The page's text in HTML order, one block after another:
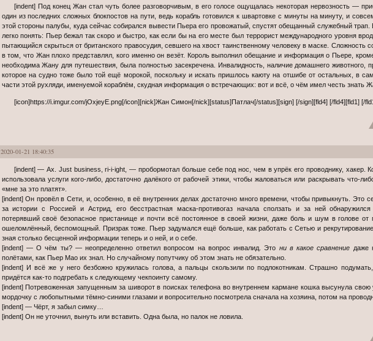
[indent] Под конец Жан стал чуть более разговорчивым, в его голосе ощущалась некоторая нервозность — приближался
один из последних сложных блокпостов на пути, ведь корабль готовился к швартовке с минуты на минуту, и
этой стороны палубы, куда сейчас собирался вывести Пьера его провожатый, спустят обещанный служебный трап.
легко понять: Пьер бежал так скоро и быстро, как если бы на его месте был террорист международного уровня
пытающийся скрыться от британского правосудия, севшего на хвост таинственному человеку в маске. Сложность
в том, что Жан плохо представлял, кого именно он везёт. Король выполнил обещание и информация о Пьере,
необходима Жану для путешествия, была полностью засекречена. Инвалидность, наличие домашнего животного,
которое на судно тоже было той ещё морокой, поскольку и искать пришлось каюту на отшибе от остальных, в
части этой рухляди, именуемой кораблём, скудная информация о встречающих: вот и всё, о чём имел честь знать
[icon]https://i.imgur.com/jOxjeyE.png[/icon][nick]Жан Симон[/nick][status]Патлач[/status][sign] [/sign][fld4] [/fld4][fld1] [/
2020-01-21 18:40:35
[indent] — Ах. Just business, ri-i-ight, — пробормотал больше себе под нос, чем в упрёк его проводнику, хакер. Когда Сеть
использовала услуги кого-либо, достаточно далёкого от рабочей этики, чтобы жаловаться или раскрывать что-
«мне за это платят».
[indent] Он провёл в Сети, и, особенно, в её внутренних делах достаточно много времени, чтобы привыкнуть. Это
за истории с Россией и Астрид, его бесстрастная маска-противогаз начала сползать и за ней обнаружился
потерявший своё безопасное пристанище и почти всё постоянное в своей жизни, даже боль и шум в голове от
ошеломлённый, беспомощный. Призрак тоже. Пьер задумался ещё больше, как работать с Сетью и
зная столько бесценной информации теперь и о ней, и о себе.
[indent] — О чём ты? — неопределенно ответил вопросом на вопрос инвалид. Это ни в какое сравнение даже
полётами, как Пьер Мао их знал. Но случайному попутчику об этом знать не обязательно.
[indent] И всё же у него безбожно кружилась голова, а пальцы скользили по подлокотникам. Страшно
придётся как-то подгребать к следующему чекпоинту самому.
[indent] Потревоженная запущенным за шиворот в поисках телефона во внутреннем кармане кошка высунула свою
мордочку с любопытными тёмно-синими глазами и вопросительно посмотрела сначала на хозяина, потом на
[indent] — Чёрт, я забыл симку…
[indent] Он не уточнил, вынуть или вставить. Одна была, но палок не ловила.